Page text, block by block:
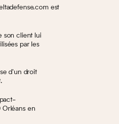
est
son client lui
par les
d'un droit
en